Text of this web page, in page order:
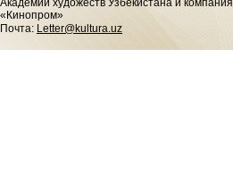
Академии художеств Узбекистана и компания
«Кинопром»
Почта: Letter@kultura.uz